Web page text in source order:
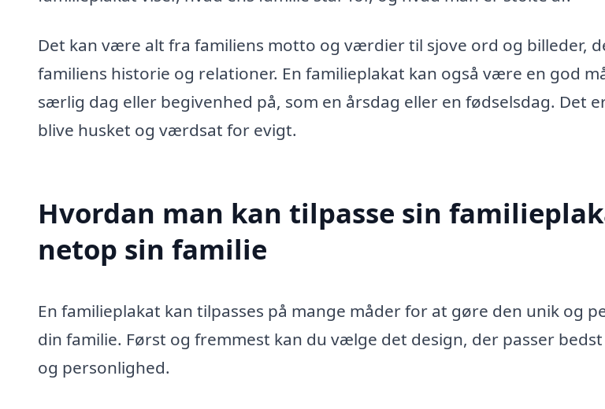
Det kan være alt fra familiens motto og værdier til sjove ord og billeder,
familiens historie og relationer. En familieplakat kan også være en god
særlig dag eller begivenhed på, som en årsdag eller en fødselsdag. Det
blive husket og værdsat for evigt.
Hvordan man kan tilpasse sin
netop sin familie
En familieplakat kan tilpasses på mange måder for at gøre den unik og
din familie. Først og fremmest kan du vælge det design, der passer
og personlighed.